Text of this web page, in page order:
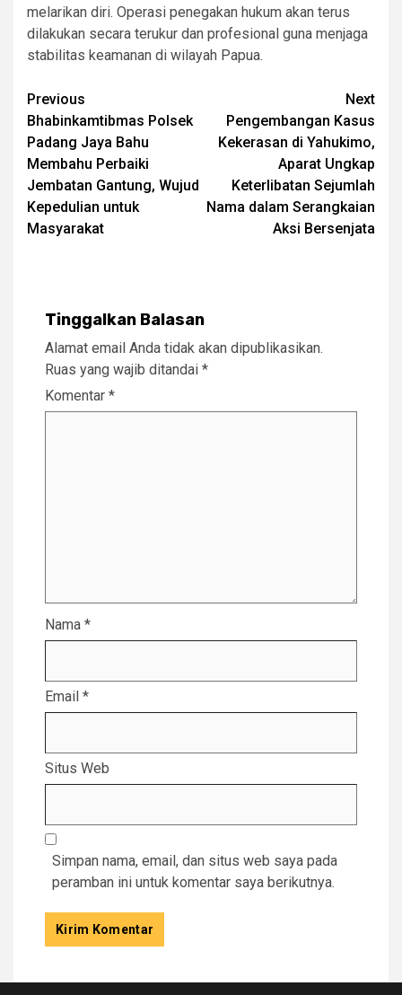
melarikan diri. Operasi penegakan hukum akan terus
dilakukan secara terukur dan profesional guna menjaga
stabilitas keamanan di wilayah Papua.
Post
navigation
Previous
Bhabinkamtibmas Polsek
Padang Jaya Bahu
Membahu Perbaiki
Jembatan Gantung, Wujud
Kepedulian untuk
Masyarakat
Next
Pengembangan Kasus
Kekerasan di Yahukimo,
Aparat Ungkap
Keterlibatan Sejumlah
Nama dalam Serangkaian
Aksi Bersenjata
Tinggalkan Balasan
Alamat email Anda tidak akan dipublikasikan.
Ruas yang wajib ditandai *
Komentar *
Nama *
Email *
Situs Web
Simpan nama, email, dan situs web saya pada
peramban ini untuk komentar saya berikutnya.